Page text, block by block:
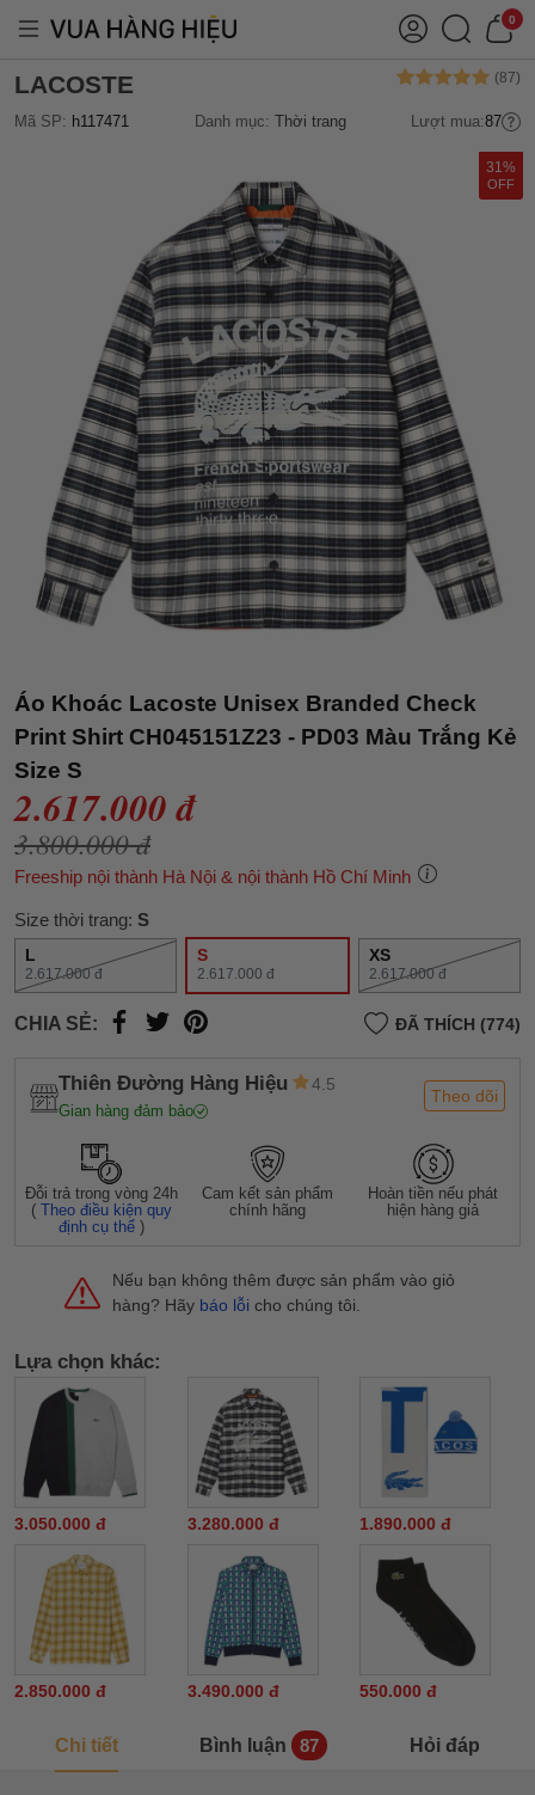
0
LACOSTE
Mã SP: h117471 Danh mục: Thời trang Lượt mua:87
31%
OFF
Áo Khoác Lacoste Unisex Branded Check
Print Shirt CH045151Z23 - PD03 Màu Trắng Kẻ
Size S
2.617.000 đ
3.800.000 đ
Freeship nội thành Hà Nội & nội thành Hồ Chí Minh
Size thời trang: S
L
2.617.000 đ
S
2.617.000 đ
XS
2.617.000 đ
CHIA SẺ: ĐÃ THÍCH (774)
Thiên Đường Hàng Hiệu 4.5
Gian hàng đảm bảo
Theo dõi
Đỗi trả trong vòng 24h
(Theo điều kiện quy
định cụ thể )
Cam kết sản phẩm
chính hãng
Hoàn tiền nếu phát
hiện hàng giả
Nếu bạn không thêm được sản phẩm vào giỏ
hàng? Hãy báo lỗi cho chúng tôi.
Lựa chọn khác:
3.050.000 đ 3.280.000 đ 1.890.000 đ
2.850.000 đ 3.490.000 đ 550.000 đ
Chi tiết Bình luận 87 Hỏi đáp